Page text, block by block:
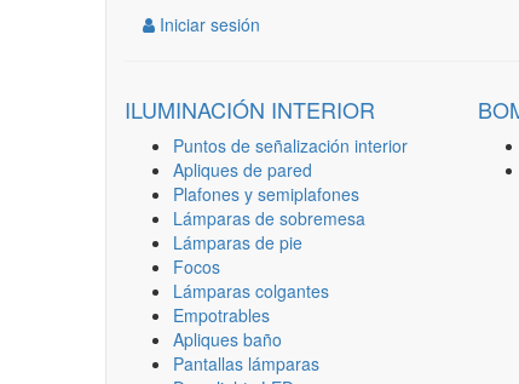
Iniciar sesión
ILUMINACIÓN INTERIOR
Puntos de señalización interior
Apliques de pared
Plafones y semiplafones
Lámparas de sobremesa
Lámparas de pie
Focos
Lámparas colgantes
Empotrables
Apliques baño
Pantallas lámparas